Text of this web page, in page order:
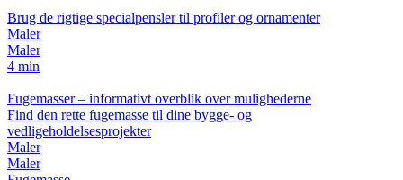
Brug de rigtige specialpensler til profiler og ornamenter
Maler
Maler
4 min
Fugemasser – informativt overblik over mulighederne
Find den rette fugemasse til dine bygge- og
vedligeholdelsesprojekter
Maler
Maler